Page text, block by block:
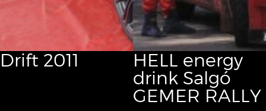
Drift 2011
HELL energy
drink Salgó
GEMER RALLY